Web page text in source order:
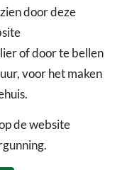
door deze
of door te bellen
voor het maken
de website